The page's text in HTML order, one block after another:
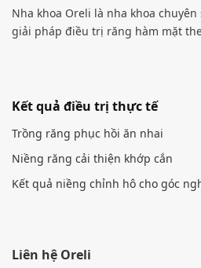
Nha khoa Oreli là nha khoa
giải pháp điều trị răng hàm mặt
Kết quả điều trị thực tế
Trồng răng phục hồi ăn nhai
Niềng răng cải thiện khớp cắn
Kết quả niềng chỉnh hô cho góc
Liên hệ Oreli